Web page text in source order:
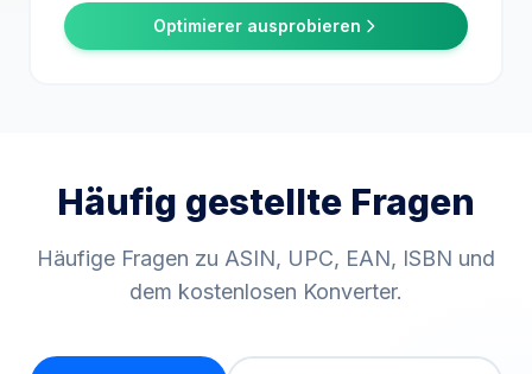
Optimierer ausprobieren
Häufig gestellte Fragen
Häufige Fragen zu ASIN, UPC, EAN, ISBN und
dem kostenlosen Konverter.